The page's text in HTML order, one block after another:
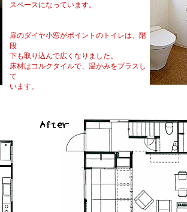
スペースになっています。
扉のダイヤ小窓がポイントのトイレは、階
段
下も取り込んで広くなりました。
床材はコルクタイルで、温かみをプラスし
て
います。